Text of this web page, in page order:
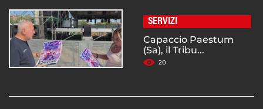
SERVIZI
Capaccio Paestum
(Sa), il Tribu...
20